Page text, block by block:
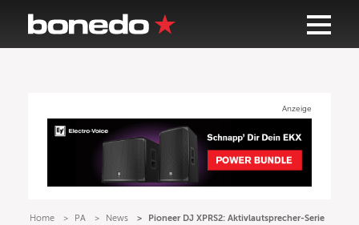
Anzeige
Home PA News
Pioneer DJ XPRS2: Aktivlautsprecher-Serie